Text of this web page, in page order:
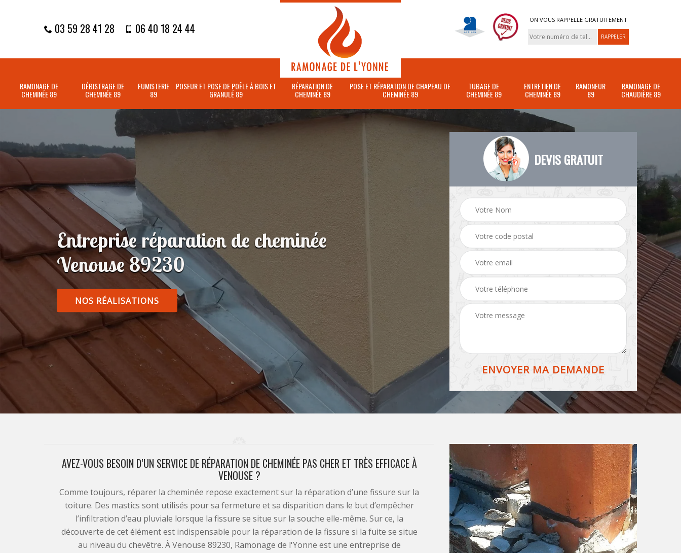
03 59 28 41 28 06 40 18 24 44
ON VOUS RAPPELLE GRATUITEMENT
RAMONAGE DE
CHEMINÉE 89
DÉBISTRAGE DE
CHEMINÉE 89
FUMISTERIE
89
POSEUR ET POSE DE POÊLE À BOIS ET
GRANULÉ 89
RÉPARATION DE
CHEMINÉE 89
POSE ET RÉPARATION DE CHAPEAU DE
CHEMINÉE 89
TUBAGE DE
CHEMINÉE 89
ENTRETIEN DE
CHEMINÉE 89
RAMONEUR
89
RAMONAGE DE
CHAUDIÈRE 89
Entreprise réparation de cheminée
Venouse 89230
NOS RÉALISATIONS
DEVIS GRATUIT
AVEZ-VOUS BESOIN D’UN SERVICE DE RÉPARATION DE CHEMINÉE PAS CHER ET TRÈS EFFICACE À
VENOUSE ?
Comme toujours, réparer la cheminée repose exactement sur la réparation d’une fissure sur la
toiture. Des mastics sont utilisés pour sa fermeture et sa disparition dans le but d’empêcher
l’infiltration d’eau pluviale lorsque la fissure se situe sur la souche elle-même. Sur ce, la
découverte de cet élément est indispensable pour la réparation de la fissure si la fuite se situe
au niveau du chevêtre. À Venouse 89230, Ramonage de l'Yonne est une entreprise de